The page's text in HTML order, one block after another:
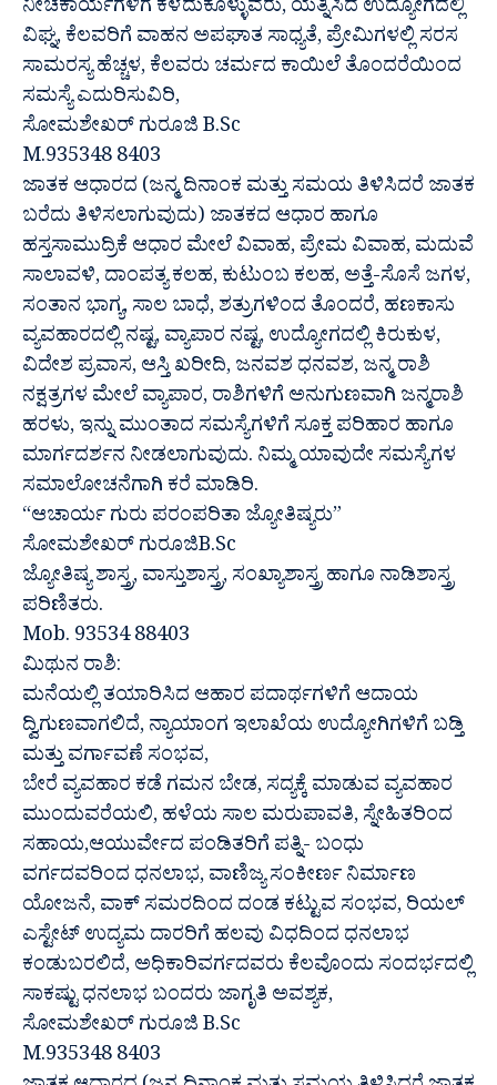
ನೀಚಕಾರ್ಯಗಳಿಗೆ ಕಳೆದುಕೊಳ್ಳುವರು, ಯತ್ನಿಸಿದ ಉದ್ಯೋಗದಲ್ಲಿ
ವಿಘ್ನ, ಕೆಲವರಿಗೆ ವಾಹನ ಅಪಘಾತ ಸಾಧ್ಯತೆ, ಪ್ರೇಮಿಗಳಲ್ಲಿ ಸರಸ
ಸಾಮರಸ್ಯ ಹೆಚ್ಚಳ, ಕೆಲವರು ಚರ್ಮದ ಕಾಯಿಲೆ ತೊಂದರೆಯಿಂದ
ಸಮಸ್ಯೆ ಎದುರಿಸುವಿರಿ,
ಸೋಮಶೇಖರ್ ಗುರೂಜಿ B.Sc
M.935348 8403
ಜಾತಕ ಆಧಾರದ (ಜನ್ಮ ದಿನಾಂಕ ಮತ್ತು ಸಮಯ ತಿಳಿಸಿದರೆ ಜಾತಕ
ಬರೆದು ತಿಳಿಸಲಾಗುವುದು) ಜಾತಕದ ಆಧಾರ ಹಾಗೂ
ಹಸ್ತಸಾಮುದ್ರಿಕೆ ಆಧಾರ ಮೇಲೆ ವಿವಾಹ, ಪ್ರೇಮ ವಿವಾಹ, ಮದುವೆ
ಸಾಲಾವಳಿ, ದಾಂಪತ್ಯ ಕಲಹ, ಕುಟುಂಬ ಕಲಹ, ಅತ್ತೆ-ಸೊಸೆ ಜಗಳ,
ಸಂತಾನ ಭಾಗ್ಯ, ಸಾಲ ಬಾಧೆ, ಶತ್ರುಗಳಿಂದ ತೊಂದರೆ, ಹಣಕಾಸು
ವ್ಯವಹಾರದಲ್ಲಿ ನಷ್ಟ, ವ್ಯಾಪಾರ ನಷ್ಟ, ಉದ್ಯೋಗದಲ್ಲಿ ಕಿರುಕುಳ,
ವಿದೇಶ ಪ್ರವಾಸ, ಆಸ್ತಿ ಖರೀದಿ, ಜನವಶ ಧನವಶ, ಜನ್ಮ ರಾಶಿ
ನಕ್ಷತ್ರಗಳ ಮೇಲೆ ವ್ಯಾಪಾರ, ರಾಶಿಗಳಿಗೆ ಅನುಗುಣವಾಗಿ ಜನ್ಮರಾಶಿ
ಹರಳು, ಇನ್ನು ಮುಂತಾದ ಸಮಸ್ಯೆಗಳಿಗೆ ಸೂಕ್ತ ಪರಿಹಾರ ಹಾಗೂ
ಮಾರ್ಗದರ್ಶನ ನೀಡಲಾಗುವುದು. ನಿಮ್ಮ ಯಾವುದೇ ಸಮಸ್ಯೆಗಳ
ಸಮಾಲೋಚನೆಗಾಗಿ ಕರೆ ಮಾಡಿರಿ.
“ಆಚಾರ್ಯ ಗುರು ಪರಂಪರಿತಾ ಜ್ಯೋತಿಷ್ಯರು”
ಸೋಮಶೇಖರ್ ಗುರೂಜಿB.Sc
ಜ್ಯೋತಿಷ್ಯ ಶಾಸ್ತ್ರ, ವಾಸ್ತುಶಾಸ್ತ್ರ, ಸಂಖ್ಯಾಶಾಸ್ತ್ರ ಹಾಗೂ ನಾಡಿಶಾಸ್ತ್ರ
ಪರಿಣಿತರು.
Mob. 93534 88403
ಮಿಥುನ ರಾಶಿ:
ಮನೆಯಲ್ಲಿ ತಯಾರಿಸಿದ ಆಹಾರ ಪದಾರ್ಥಗಳಿಗೆ ಆದಾಯ
ದ್ವಿಗುಣವಾಗಲಿದೆ, ನ್ಯಾಯಾಂಗ ಇಲಾಖೆಯ ಉದ್ಯೋಗಿಗಳಿಗೆ ಬಡ್ತಿ
ಮತ್ತು ವರ್ಗಾವಣೆ ಸಂಭವ,
ಬೇರೆ ವ್ಯವಹಾರ ಕಡೆ ಗಮನ ಬೇಡ, ಸದ್ಯಕ್ಕೆ ಮಾಡುವ ವ್ಯವಹಾರ
ಮುಂದುವರೆಯಲಿ, ಹಳೆಯ ಸಾಲ ಮರುಪಾವತಿ, ಸ್ನೇಹಿತರಿಂದ
ಸಹಾಯ,ಆಯುರ್ವೇದ ಪಂಡಿತರಿಗೆ ಪತ್ನಿ- ಬಂಧು
ವರ್ಗದವರಿಂದ ಧನಲಾಭ, ವಾಣಿಜ್ಯ ಸಂಕೀರ್ಣ ನಿರ್ಮಾಣ
ಯೋಜನೆ, ವಾಕ್ ಸಮರದಿಂದ ದಂಡ ಕಟ್ಟುವ ಸಂಭವ, ರಿಯಲ್
ಎಸ್ಟೇಟ್ ಉದ್ಯಮ ದಾರರಿಗೆ ಹಲವು ವಿಧದಿಂದ ಧನಲಾಭ
ಕಂಡುಬರಲಿದೆ, ಅಧಿಕಾರಿವರ್ಗದವರು ಕೆಲವೊಂದು ಸಂದರ್ಭದಲ್ಲಿ
ಸಾಕಷ್ಟು ಧನಲಾಭ ಬಂದರು ಜಾಗೃತಿ ಅವಶ್ಯಕ,
ಸೋಮಶೇಖರ್ ಗುರೂಜಿ B.Sc
M.935348 8403